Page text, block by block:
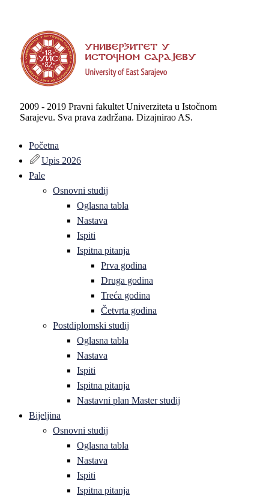
2009 - 2019 Pravni fakultet Univerziteta u Istočnom
Sarajevu. Sva prava zadržana. Dizajnirao AS.
Početna
Upis 2026
Pale
Osnovni studij
Oglasna tabla
Nastava
Ispiti
Ispitna pitanja
Prva godina
Druga godina
Treća godina
Četvrta godina
Postdiplomski studij
Oglasna tabla
Nastava
Ispiti
Ispitna pitanja
Nastavni plan Master studij
Bijeljina
Osnovni studij
Oglasna tabla
Nastava
Ispiti
Ispitna pitanja